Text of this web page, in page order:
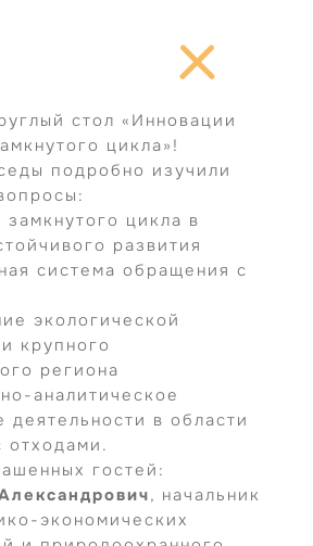
стол «Инновации
цикла»!
подробно изучили
цикла в
развития
система обращения с
экологической
крупного
региона
аналитическое
деятельности в области
отходами.
гостей:
, начальник
экономических